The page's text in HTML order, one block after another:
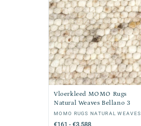
Vloerkleed MOMO Rugs
Natural Weaves Bellano 3
Verkoper:
MOMO RUGS NATURAL WEAVES
Normale
€161 - €3.588